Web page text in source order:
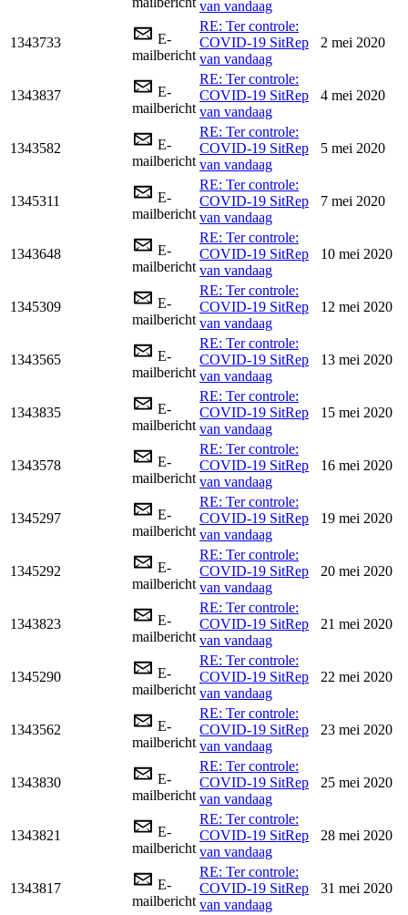
van vandaag
1343733
E-
mailbericht
RE: Ter controle:
COVID-19 SitRep
van vandaag
2 mei 2020
1343837
E-
mailbericht
RE: Ter controle:
COVID-19 SitRep
van vandaag
4 mei 2020
1343582
E-
mailbericht
RE: Ter controle:
COVID-19 SitRep
van vandaag
5 mei 2020
1345311
E-
mailbericht
RE: Ter controle:
COVID-19 SitRep
van vandaag
7 mei 2020
1343648
E-
mailbericht
RE: Ter controle:
COVID-19 SitRep
van vandaag
10 mei 2020
1345309
E-
mailbericht
RE: Ter controle:
COVID-19 SitRep
van vandaag
12 mei 2020
1343565
E-
mailbericht
RE: Ter controle:
COVID-19 SitRep
van vandaag
13 mei 2020
1343835
E-
mailbericht
RE: Ter controle:
COVID-19 SitRep
van vandaag
15 mei 2020
1343578
E-
mailbericht
RE: Ter controle:
COVID-19 SitRep
van vandaag
16 mei 2020
1345297
E-
mailbericht
RE: Ter controle:
COVID-19 SitRep
van vandaag
19 mei 2020
1345292
E-
mailbericht
RE: Ter controle:
COVID-19 SitRep
van vandaag
20 mei 2020
1343823
E-
mailbericht
RE: Ter controle:
COVID-19 SitRep
van vandaag
21 mei 2020
1345290
E-
mailbericht
RE: Ter controle:
COVID-19 SitRep
van vandaag
22 mei 2020
1343562
E-
mailbericht
RE: Ter controle:
COVID-19 SitRep
van vandaag
23 mei 2020
1343830
E-
mailbericht
RE: Ter controle:
COVID-19 SitRep
van vandaag
25 mei 2020
1343821
E-
mailbericht
RE: Ter controle:
COVID-19 SitRep
van vandaag
28 mei 2020
1343817
E-
mailbericht
RE: Ter controle:
COVID-19 SitRep
van vandaag
31 mei 2020